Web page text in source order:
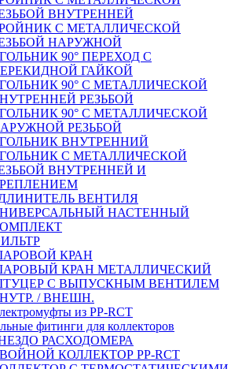
ВНУТРЕННЕЙ
С МЕТАЛЛИЧЕСКОЙ
НАРУЖНОЙ
90° ПЕРЕХОД С
ГАЙКОЙ
90° С МЕТАЛЛИЧЕСКОЙ
РЕЗЬБОЙ
90° С МЕТАЛЛИЧЕСКОЙ
РЕЗЬБОЙ
ВНУТРЕННИЙ
С МЕТАЛЛИЧЕСКОЙ
ВНУТРЕННЕЙ И
ВЕНТИЛЯ
НАСТЕННЫЙ
КРАН
КРАН МЕТАЛЛИЧЕСКИЙ
С ВЫПУСКНЫМ ВЕНТИЛЕМ
/ ВНЕШН.
из PP-RCT
фитинги для коллекторов
РАСХОДОМЕРА
КОЛЛЕКТОР PP-RCT